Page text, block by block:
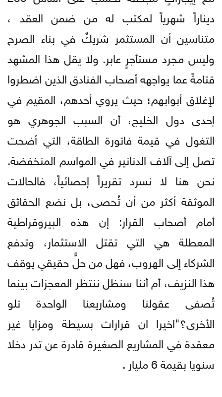
ديناراً شهرياً لمكتب له من ضمن العقد ،
متناسين أن المستثمر شريكٌ في بناء الصرح
وليس مجرد مستأجرٍ عابر. ولا يقل هذا المشهد
قتامةً عما يواجهه أصحاب الفنادق الذين اضطروا
لإغلاق أبوابهم؛ حيث يروي أحدهم، المقيم في
إحدى دول الخليج، أن السبب الجوهري هو
التغول في قيمة فاتورة الطاقة، التي أضحت
تصل إلى آلاف الدنانير في المواسم المنخفضة.
نحن هنا لا نسرد تقريراً إحصائياً، فالحالات
الموثقة أكثر من أن تُحصى، بل نضع الحقائق
أمام أصحاب القرار: إن هذه البيروقراطية
المعطلة هي التي تقتل الاستثمار، وتدفع
الشركاء إلى الهروب، فهل من حلٍّ حقيقي يوقف
هذا النزيف، أم أننا سنظل ننتظر المعجزات بينما
تُصفى عقولنا ومشاريعنا الواحدة تلو
الأخرى؟"اخيرا ان قرارات بسيطة ومزايا غير
معقدة في المشاريع الصغيرة قادرة عن تدر دخلا
سنويا بقيمة 6 مليار .